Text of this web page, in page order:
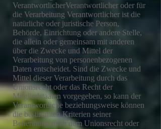
VerantwortlicherVerantwortlicher oder für
die Verarbeitung Verantwortlicher ist die
natürliche oder juristische Person,
Behörde, Einrichtung oder andere Stelle,
die allein oder gemeinsam mit anderen
über die Zwecke und Mittel der
Verarbeitung von personenbezogenen
Daten entscheidet. Sind die Zwecke und
Mittel dieser Verarbeitung durch das
Unionsrecht oder das Recht der
Mitgliedstaaten vorgegeben, so kann der
Verantwortliche beziehungsweise können
die bestimmten Kriterien seiner
Benennung nach dem Unionsrecht oder